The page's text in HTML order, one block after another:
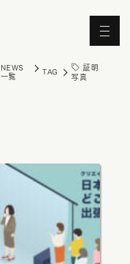
NEWS
一覧
TAG
証明
写真